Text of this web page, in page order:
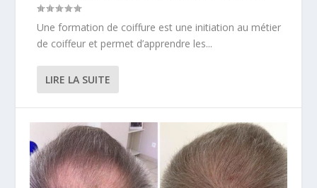
Une formation de coiffure est une initiation au métier
de coiffeur et permet d’apprendre les...
LIRE LA SUITE